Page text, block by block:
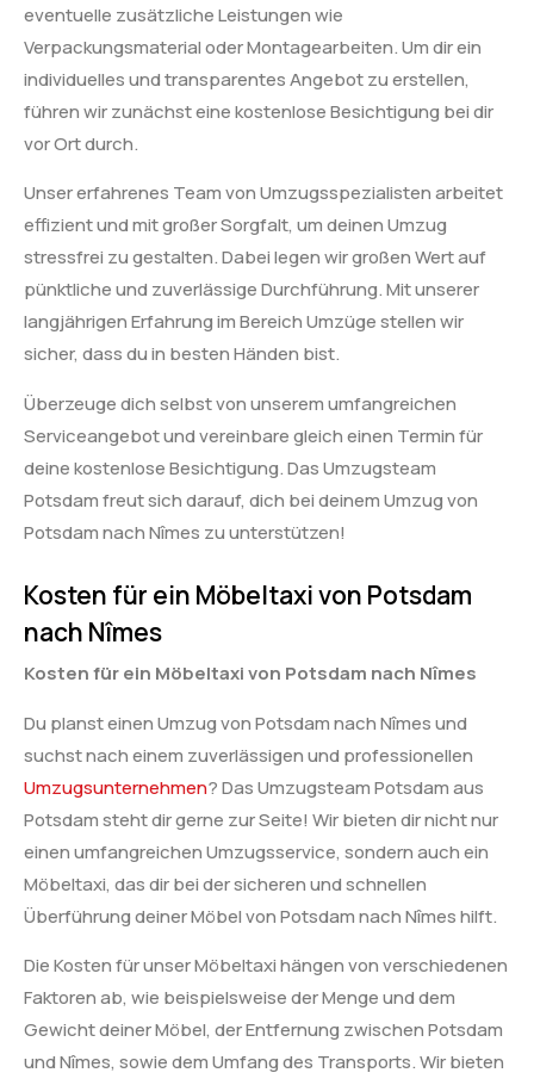
eventuelle zusätzliche Leistungen wie
Verpackungsmaterial oder Montagearbeiten. Um dir ein
individuelles und transparentes Angebot zu erstellen,
führen wir zunächst eine kostenlose Besichtigung bei dir
vor Ort durch.
Unser erfahrenes Team von Umzugsspezialisten arbeitet
effizient und mit großer Sorgfalt, um deinen Umzug
stressfrei zu gestalten. Dabei legen wir großen Wert auf
pünktliche und zuverlässige Durchführung. Mit unserer
langjährigen Erfahrung im Bereich Umzüge stellen wir
sicher, dass du in besten Händen bist.
Überzeuge dich selbst von unserem umfangreichen
Serviceangebot und vereinbare gleich einen Termin für
deine kostenlose Besichtigung. Das Umzugsteam
Potsdam freut sich darauf, dich bei deinem Umzug von
Potsdam nach Nîmes zu unterstützen!
Kosten für ein Möbeltaxi von Potsdam
nach Nîmes
Kosten für ein Möbeltaxi von Potsdam nach Nîmes
Du planst einen Umzug von Potsdam nach Nîmes und
suchst nach einem zuverlässigen und professionellen
Umzugsunternehmen? Das Umzugsteam Potsdam aus
Potsdam steht dir gerne zur Seite! Wir bieten dir nicht nur
einen umfangreichen Umzugsservice, sondern auch ein
Möbeltaxi, das dir bei der sicheren und schnellen
Überführung deiner Möbel von Potsdam nach Nîmes hilft.
Die Kosten für unser Möbeltaxi hängen von verschiedenen
Faktoren ab, wie beispielsweise der Menge und dem
Gewicht deiner Möbel, der Entfernung zwischen Potsdam
und Nîmes, sowie dem Umfang des Transports. Wir bieten